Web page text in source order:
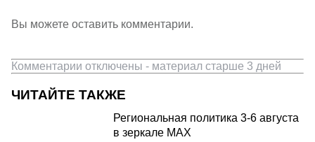
Вы можете оставить комментарии.
Комментарии отключены - материал старше 3 дней
ЧИТАЙТЕ ТАКЖЕ
Региональная политика 3-6 августа
в зеркале MAX